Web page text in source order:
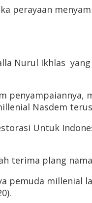
perayaan
Nurul Ikhlas
penyampaiannya,
Nasdem
Untuk
terima plang
pemuda millenial